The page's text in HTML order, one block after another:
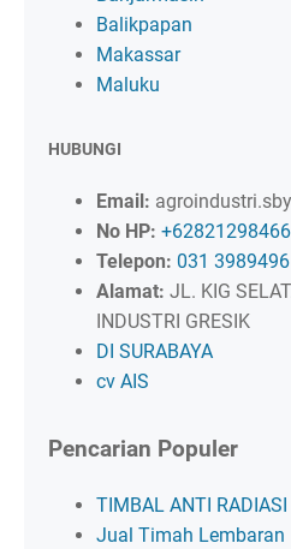
Balikpapan
Makassar
Maluku
HUBUNGI
Email:
No HP:
Telepon: 031 3989496
Alamat: JL. KIG
INDUSTRI GRESIK
DI SURABAYA
cv AIS
Pencarian Populer
TIMBAL ANTI RADIASI
Jual Timah Lembaran